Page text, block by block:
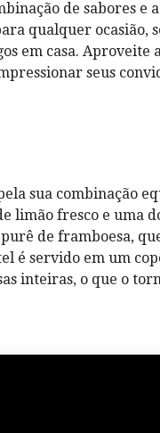
de sabores e
qualquer ocasião,
em casa.
seus
sua combinação
limão fresco e uma
de framboesa,
é servido em um
inteiras, o que o